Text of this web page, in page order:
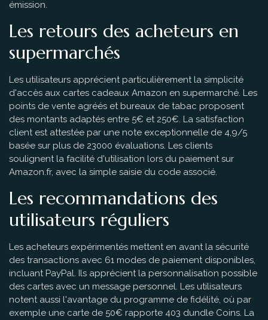
émission.
Les retours des acheteurs en
supermarchés
Les utilisateurs apprécient particulièrement la simplicité
d'accès aux cartes cadeaux Amazon en supermarché. Les
points de vente agréés et bureaux de tabac proposent
des montants adaptés entre 5€ et 250€. La satisfaction
client est attestée par une note exceptionnelle de 4,9/5
basée sur plus de 23000 évaluations. Les clients
soulignent la facilité d'utilisation lors du paiement sur
Amazon.fr, avec la simple saisie du code associé.
Les recommandations des
utilisateurs réguliers
Les acheteurs expérimentés mettent en avant la sécurité
des transactions avec 61 modes de paiement disponibles,
incluant PayPal. Ils apprécient la personnalisation possible
des cartes avec un message personnel. Les utilisateurs
notent aussi l'avantage du programme de fidélité, où par
exemple une carte de 50€ rapporte 403 dundle Coins. La